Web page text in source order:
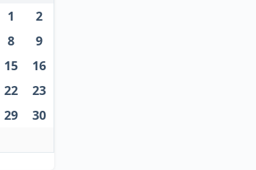
1
2
8
9
15
16
22
23
29
30